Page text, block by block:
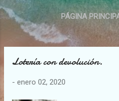
PÁGINA
Lotería con devolución.
- enero 02, 2020